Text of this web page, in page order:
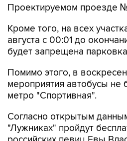
Проектируемом проезде
Кроме того, на всех
августа с 00:01 до
будет запрещена
Помимо этого, в
мероприятия автобусы не
метро "Спортивная".
Согласно открытым
"Лужниках" пройдут